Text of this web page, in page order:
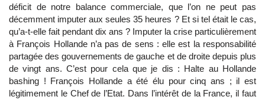
déficit de notre balance commerciale, que l’on ne peut pas
décemment imputer aux seules 35 heures ? Et si tel était le cas,
qu’a-t-elle fait pendant dix ans ? Imputer la crise particulièrement
à François Hollande n’a pas de sens : elle est la responsabilité
partagée des gouvernements de gauche et de droite depuis plus
de vingt ans. C’est pour cela que je dis : Halte au Hollande
bashing ! François Hollande a été élu pour cinq ans ; il est
légitimement le Chef de l’Etat. Dans l’intérêt de la France, il faut